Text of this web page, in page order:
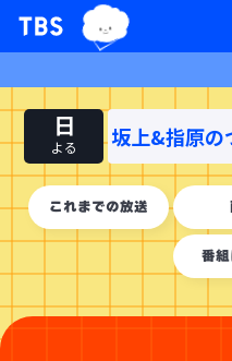
TBSテレビ｜ときめ
日
よる 坂上&指原の
これまでの放送
番組